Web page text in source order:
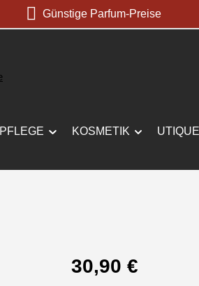
Günstige Parfum-Preise
PFLEGE KOSMETIK UTIQUE
Regulärer Preis:
30,90 €